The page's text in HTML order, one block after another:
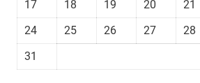
17
18 19 20 21
24
25 26 27 28
31